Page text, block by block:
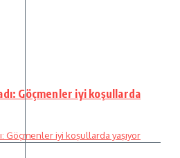
Göçmenler iyi koşullarda